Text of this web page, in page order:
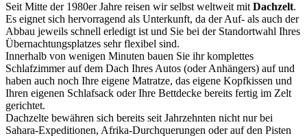
Seit Mitte der 1980er Jahre reisen wir selbst weltweit mit Dachzelt.
Es eignet sich hervorragend als Unterkunft, da der Auf- als auch der
Abbau jeweils schnell erledigt ist und Sie bei der Standortwahl Ihres
Übernachtungsplatzes sehr flexibel sind.
Innerhalb von wenigen Minuten bauen Sie ihr komplettes
Schlafzimmer auf dem Dach Ihres Autos (oder Anhängers) auf und
haben auch noch Ihre eigene Matratze, das eigene Kopfkissen und
Ihren eigenen Schlafsack oder Ihre Bettdecke bereits fertig im Zelt
gerichtet.
Dachzelte bewähren sich bereits seit Jahrzehnten nicht nur bei
Sahara-Expeditionen, Afrika-Durchquerungen oder auf den Pisten